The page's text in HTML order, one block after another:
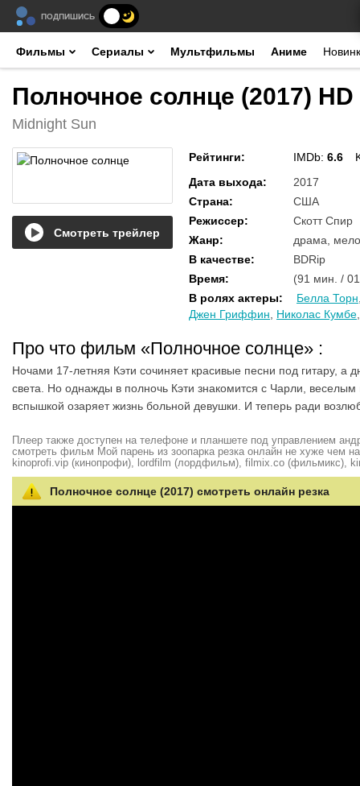
ПОДПИШИСЬ
Фильмы Сериалы Мультфильмы Аниме
Полночное солнце (2017) HD
Midnight Sun
Смотреть трейлер
Рейтинги: IMDb: 6.6
Дата выхода:
2017
Страна:
США
Режиссер:
Скотт Спир
Жанр:
драма,
В качестве:
BDRip
Время:
(91 мин. /
В ролях актеры: Белла Торн
Джен Гриффин
Николас Кумбе
Про что фильм «Полночное солнце» :
Ночами 17-летняя Кэти сочиняет красивые песни под гитару,
света. Но однажды в полночь Кэти знакомится с Чарли,
вспышкой озаряет жизнь больной девушки. И теперь ради
Плеер также доступен на телефоне и планшете под управлением
смотреть фильм Мой парень из зоопарка резка онлайн не хуже чем
kinoprofi.vip (кинопрофи), lordfilm (лордфильм), filmix.co (фильмикс),
Полночное солнце (2017) смотреть онлайн резка